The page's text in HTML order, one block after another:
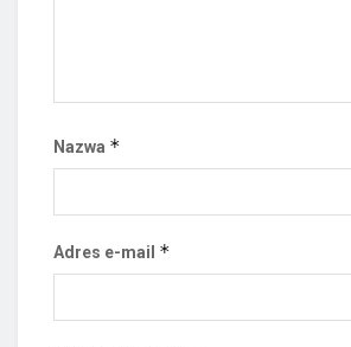
Nazwa *
Adres e-mail *